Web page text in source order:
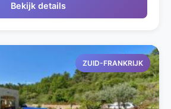
Bekijk details
ZUID-FRANKRIJK